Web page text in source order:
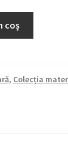
coș
, Colecția